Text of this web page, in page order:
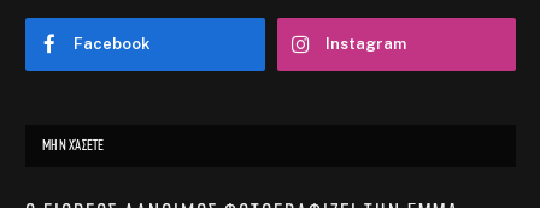
Facebook Instagram
ΜΗΝ ΧΆΣΕΤΕ